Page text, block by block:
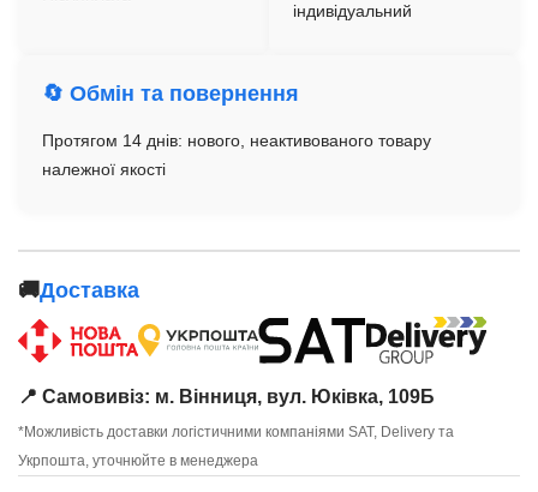
індивідуальний
🔄 Обмін та повернення
Протягом 14 днів: нового, неактивованого товару
належної якості
🚚Доставка
📍 Самовивіз: м. Вінниця, вул. Юківка, 109Б
*Можливість доставки логістичними компаніями SAT, Delivery та
Укрпошта, уточнюйте в менеджера